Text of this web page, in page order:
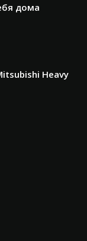
дома
Heavy